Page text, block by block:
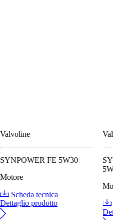
Valvoline
SYNPOWER FE 5W30
Motore
Scheda tecnica
Dettaglio prodotto